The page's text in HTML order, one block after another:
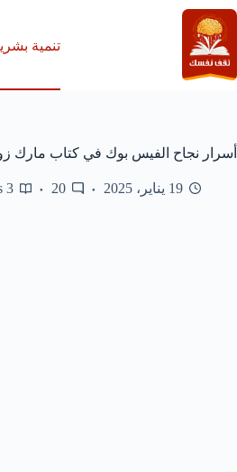
التجاوز
إلى
المحتوى
تنمية
أسرار نجاح الفيس بوك في كتاب مارك
19 يناير، 2025 20
3 mins